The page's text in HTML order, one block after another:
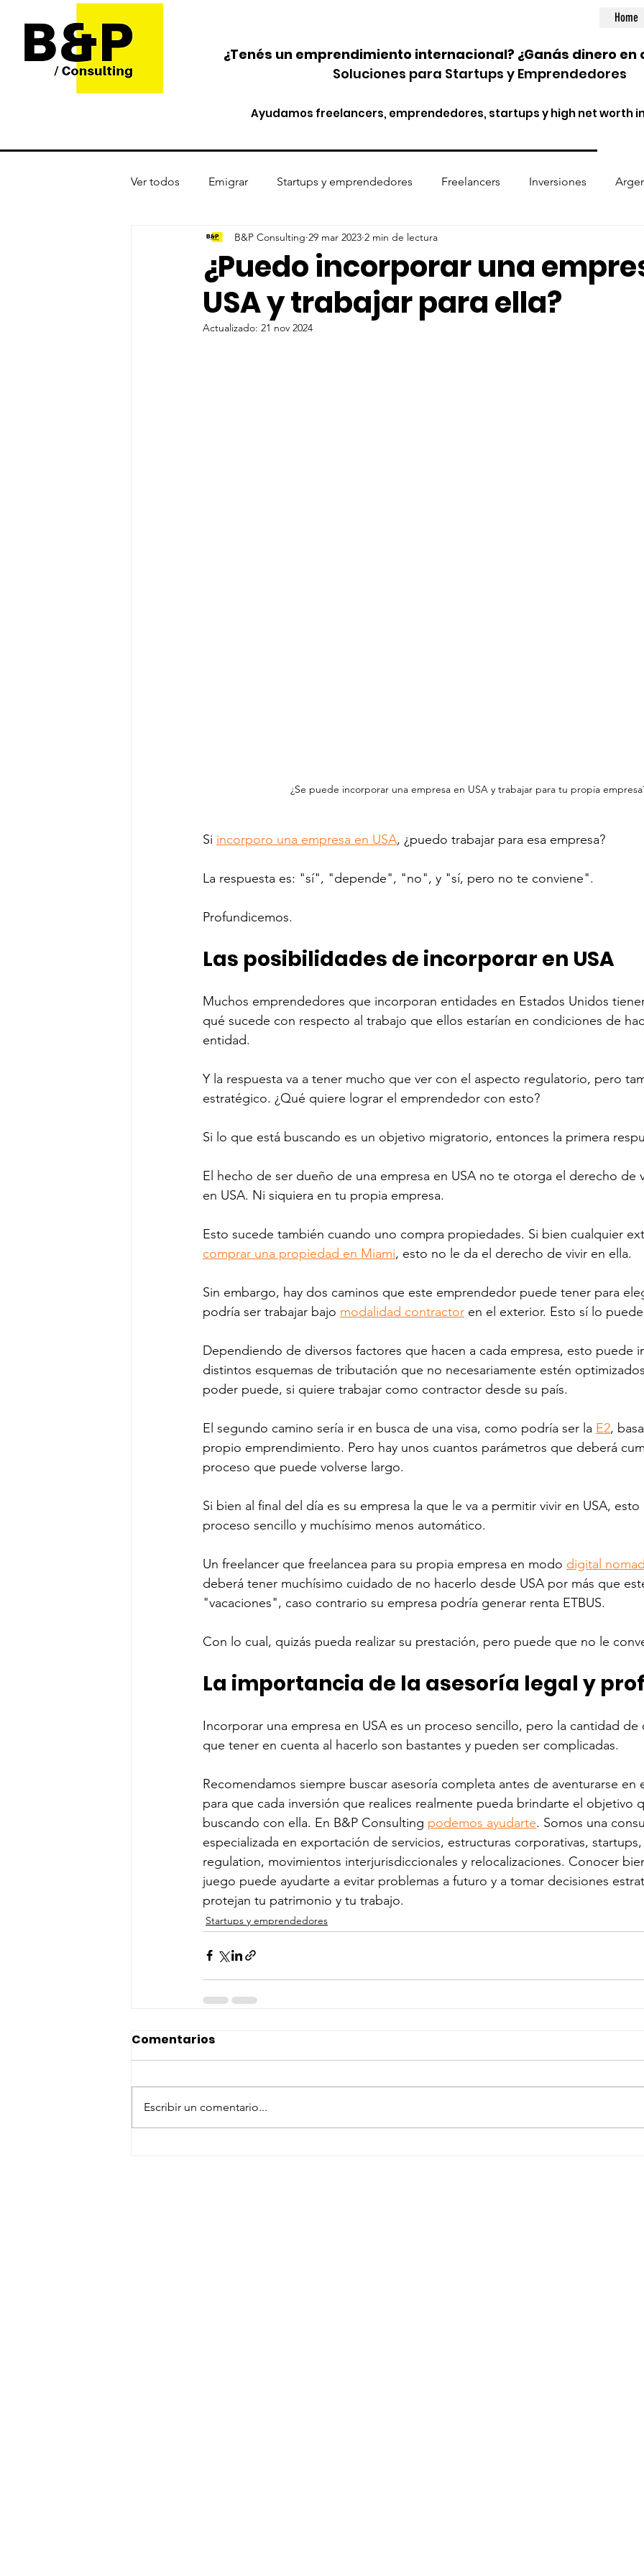
¿Tenés un emprendimiento internacional? ¿Ganás dinero
Soluciones para Startups y Emprendedores
Ayudamos freelancers, emprendedores, startups y high net worth
Home
Ver todos Emigrar Startups y emprendedores Freelancers Inversiones
Protección de activos Criptomonedas Entidades financieras
¿Puedo incorporar una
USA y trabajar para ella?
B&P Consulting 29 mar 2023 2 min de lectura
Actualizado: 21 nov 2024
¿Se puede incorporar una empresa en USA y trabajar para tu propia
Si incorporo una empresa en USA, ¿puedo trabajar para esa empresa?
La respuesta es: "sí", "depende", "no", y "sí, pero no te conviene".
Profundicemos.
Las posibilidades de incorporar en USA
Muchos emprendedores que incorporan entidades en Estados Unidos
qué sucede con respecto al trabajo que ellos estarían en condiciones de
entidad.
Y la respuesta va a tener mucho que ver con el aspecto regulatorio, pero
estratégico. ¿Qué quiere lograr el emprendedor con esto?
Si lo que está buscando es un objetivo migratorio, entonces la primera
El hecho de ser dueño de una empresa en USA no te otorga el derecho de
en USA. Ni siquiera en tu propia empresa.
Esto sucede también cuando uno compra propiedades. Si bien cualquier
comprar una propiedad en Miami, esto no le da el derecho de vivir en ella.
Sin embargo, hay dos caminos que este emprendedor puede tener para
podría ser trabajar bajo modalidad contractor en el exterior. Esto sí lo
Dependiendo de diversos factores que hacen a cada empresa, esto puede
distintos esquemas de tributación que no necesariamente estén
poder puede, si quiere trabajar como contractor desde su país.
El segundo camino sería ir en busca de una visa, como podría ser la E2,
propio emprendimiento. Pero hay unos cuantos parámetros que deberá
proceso que puede volverse largo.
Si bien al final del día es su empresa la que le va a permitir vivir en USA,
proceso sencillo y muchísimo menos automático.
Un freelancer que freelancea para su propia empresa en modo digital
deberá tener muchísimo cuidado de no hacerlo desde USA por más que
"vacaciones", caso contrario su empresa podría generar renta ETBUS.
Con lo cual, quizás pueda realizar su prestación, pero puede que no le
La importancia de la asesoría legal y
Incorporar una empresa en USA es un proceso sencillo, pero la cantidad
que tener en cuenta al hacerlo son bastantes y pueden ser complicadas.
Recomendamos siempre buscar asesoría completa antes de aventurarse en
para que cada inversión que realices realmente pueda brindarte el objetivo
buscando con ella. En B&P Consulting podemos ayudarte. Somos una
especializada en exportación de servicios, estructuras corporativas,
regulation, movimientos interjurisdiccionales y relocalizaciones. Conocer
juego puede ayudarte a evitar problemas a futuro y a tomar decisiones
protejan tu patrimonio y tu trabajo.
Startups y emprendedores
Comentarios
Escribir un comentario...